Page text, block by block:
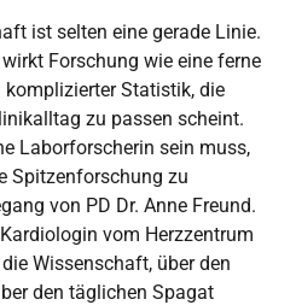
ist selten eine gerade Linie.
Forschung wie eine ferne
Statistik, die
zu passen scheint.
Laborforscherin sein muss,
Spitzenforschung zu
von PD Dr. Anne Freund.
vom Herzzentrum
Wissenschaft, über den
den täglichen Spagat